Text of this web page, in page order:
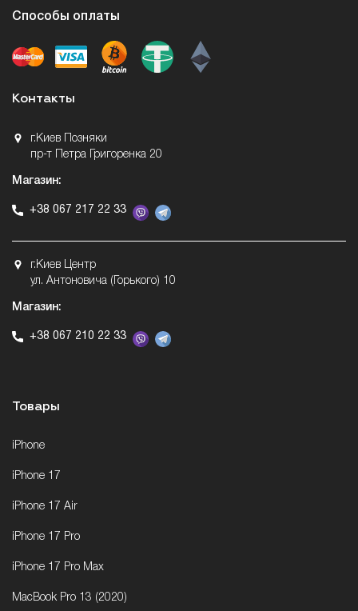
Способы оплаты
Контакты
г.Киев Позняки
пр-т Петра Григоренка 20
Магазин:
+38 067 217 22 33
г.Киев Центр
ул. Антоновича (Горького) 10
Магазин:
+38 067 210 22 33
Товары
iPhone
iPhone 17
iPhone 17 Air
iPhone 17 Pro
iPhone 17 Pro Max
MacBook Pro 13 (2020)